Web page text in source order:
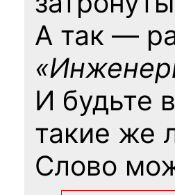
А так —
И будьте
такие же
Слово